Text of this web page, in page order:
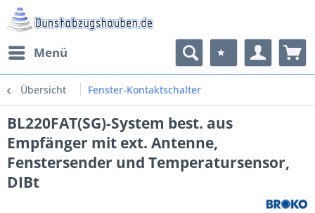
Menü
Übersicht Fenster-Kontaktschalter
BL220FAT(SG)-System best. aus
Empfänger mit ext. Antenne,
Fenstersender und Temperatursensor,
DIBt